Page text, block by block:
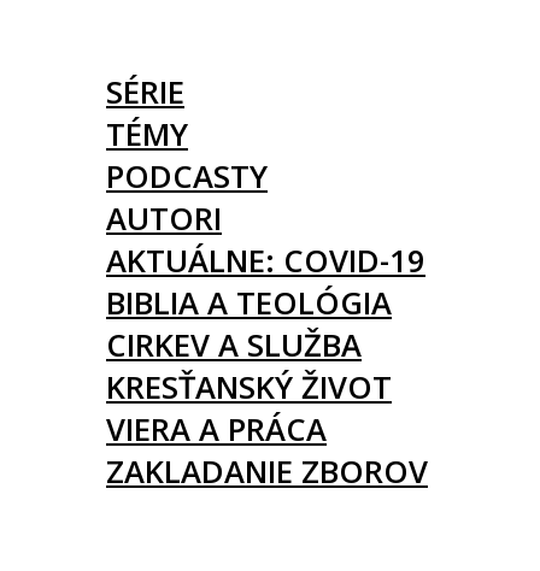
SÉRIE
TÉMY
PODCASTY
AUTORI
AKTUÁLNE: COVID-19
BIBLIA A TEOLÓGIA
CIRKEV A SLUŽBA
KRESŤANSKÝ ŽIVOT
VIERA A PRÁCA
ZAKLADANIE ZBOROV